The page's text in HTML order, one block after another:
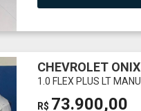
CHEVROLET ONIX
1.0 FLEX PLUS LT
R$ 73.900,00